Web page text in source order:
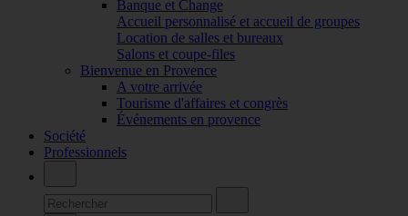
Banque et Change
Accueil personnalisé et accueil de groupes
Location de salles et bureaux
Salons et coupe-files
Bienvenue en Provence
A votre arrivée
Tourisme d'affaires et congrès
Événements en provence
Société
Professionnels